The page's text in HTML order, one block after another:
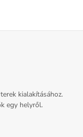
kialakításához.
egy helyről.